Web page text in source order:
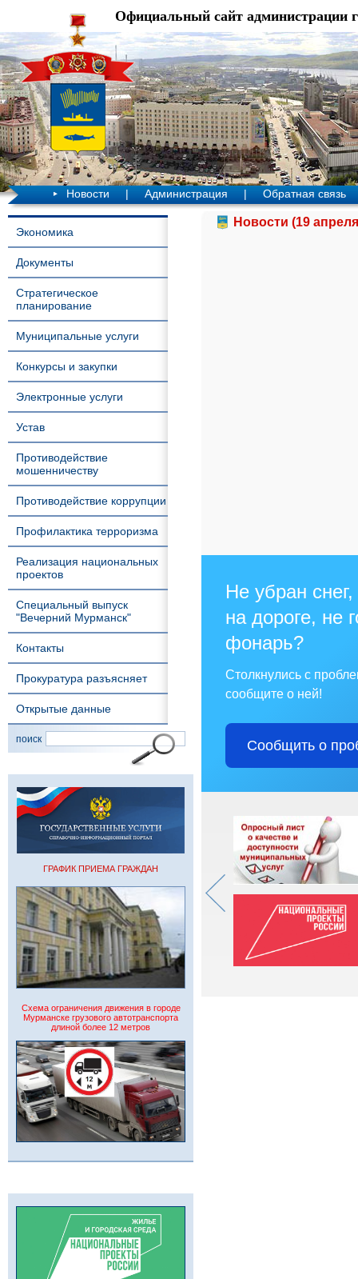
Официальный сайт администрации
Новости | Администрация | Обратная связь
Экономика
Документы
Стратегическое
планирование
Муниципальные услуги
Конкурсы и закупки
Электронные услуги
Устав
Противодействие
мошенничеству
Противодействие коррупции
Профилактика терроризма
Реализация национальных
проектов
Специальный выпуск
"Вечерний Мурманск"
Контакты
Прокуратура разъясняет
Открытые данные
поиск
ГРАФИК ПРИЕМА ГРАЖДАН
Схема ограничения движения в городе
Мурманске грузового автотранспорта
длиной более 12 метров
Новости (19
Не убран
на дороге, не
фонарь?
Столкнулись с
сообщите о ней!
Сообщить о